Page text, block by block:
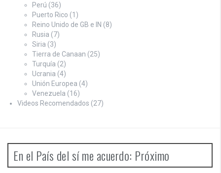
Perú (36)
Puerto Rico (1)
Reino Unido de GB e IN (8)
Rusia (7)
Siria (3)
Tierra de Canaan (25)
Turquía (2)
Ucrania (4)
Unión Europea (4)
Venezuela (16)
Videos Recomendados (27)
En el País del sí me acuerdo: Próximo